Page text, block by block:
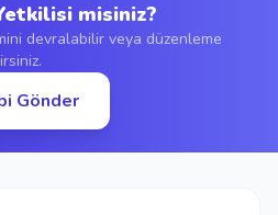
misiniz?
devralabilir veya düzenleme
Gönder